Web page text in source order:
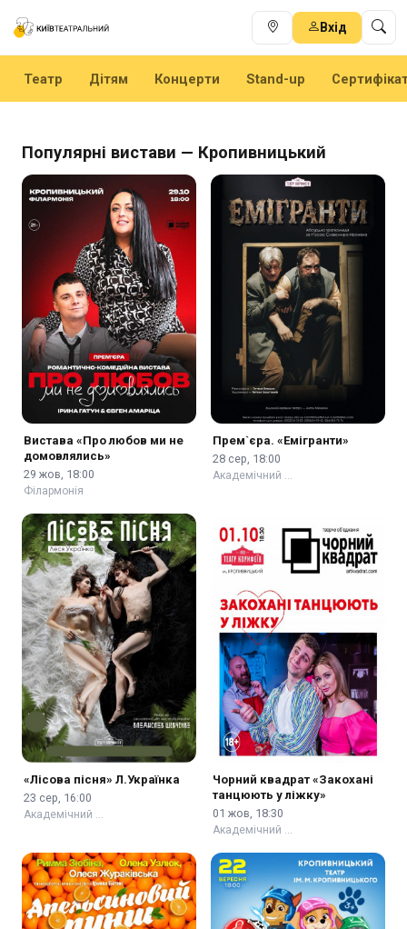
Вхід
Театр Дітям Концерти Stand-up
Популярні вистави — Кропивницький
Вистава «Про любов ми не
домовлялись»
29 жов, 18:00
Філармонія
Прем`єра. «Емігранти»
28 сер, 18:00
Академічний …
«Лісова пісня» Л.Українка
23 сер, 16:00
Академічний …
Чорний квадрат «Закохані
танцюють у ліжку»
01 жов, 18:30
Академічний …